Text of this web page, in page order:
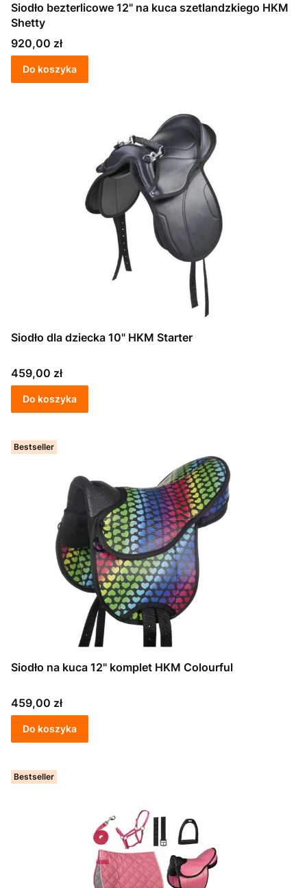
Siodło bezterlicowe 12" na kuca szetlandzkiego HKM
Shetty
Cena
920,00 zł
Do koszyka
Siodło dla dziecka 10" HKM Starter
Cena
459,00 zł
Do koszyka
Bestseller
Siodło na kuca 12" komplet HKM Colourful
Cena
459,00 zł
Do koszyka
Bestseller